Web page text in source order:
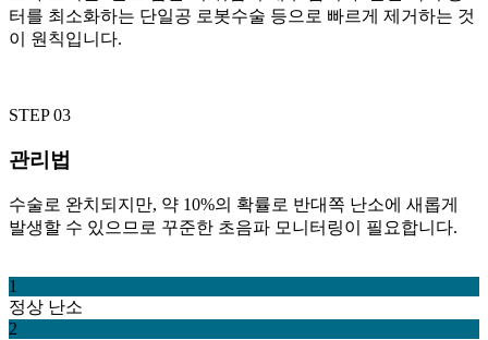
터를 최소화하는 단일공 로봇수술 등으로 빠르게 제거하는 것
이 원칙입니다.
STEP 03
관리법
수술로 완치되지만, 약 10%의 확률로 반대쪽 난소에 새롭게
발생할 수 있으므로 꾸준한 초음파 모니터링이 필요합니다.
1
정상 난소
2